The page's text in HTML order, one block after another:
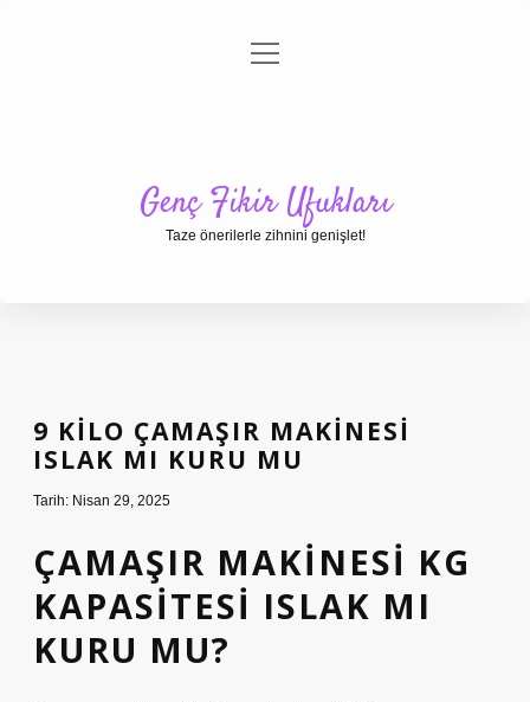
Gizlilik Politikası
menüyü
Genç Fikir Ufukları
Taze önerilerle zihnini genişlet!
9 KILO ÇAMAŞIR MAKINESI
ISLAK MI KURU MU
Tarih: Nisan 29, 2025
ÇAMAŞIR MAKINESI KG
KAPASITESI ISLAK MI
KURU MU?